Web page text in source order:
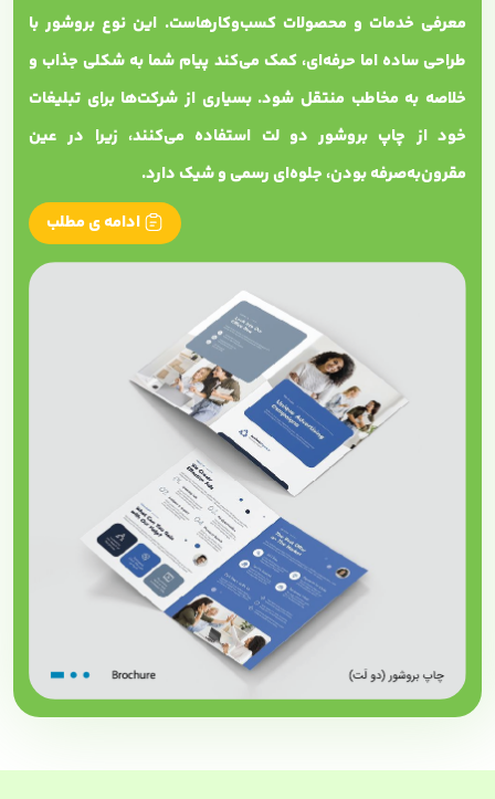
معرفی خدمات و محصولات کسب‌وکارهاست. این نوع بروشور با
طراحی ساده اما حرفه‌ای، کمک می‌کند پیام شما به شکلی جذاب و
خلاصه به مخاطب منتقل شود. بسیاری از شرکت‌ها برای تبلیغات
خود از چاپ بروشور دو لت استفاده می‌کنند، زیرا در عین
مقرون‌به‌صرفه بودن، جلوه‌ای رسمی و شیک دارد.
ادامه ی مطلب